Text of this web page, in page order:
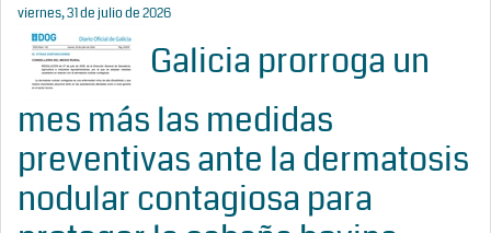
viernes, 31 de julio de 2026
Galicia prorroga un
mes más las medidas
preventivas ante la dermatosis
nodular contagiosa para